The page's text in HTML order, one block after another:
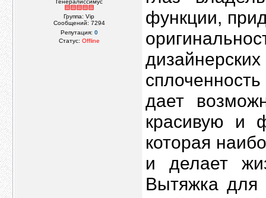
Генералиссимус
Группа: Vip
Сообщений: 7294
Репутация: 0
Статус: Offline
функции,
дает
красивую и
которая
и делает
Вытяжка для